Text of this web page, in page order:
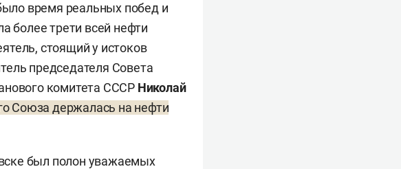
время реальных побед и
более трети всей нефти
стоящий у истоков
председателя Совета
комитета СССР Николай
Союза держалась на нефти
был полон уважаемых